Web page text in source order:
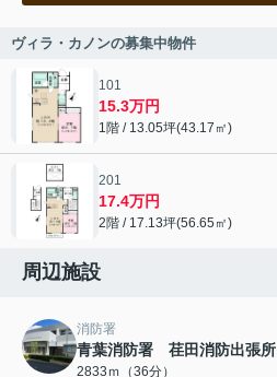
ヴィラ・カノンの募集中物件
101
15.3万円
1階 / 13.05坪(43.17㎡)
201
17.4万円
2階 / 17.13坪(56.65㎡)
周辺施設
消防署
青葉消防署 荏田消防出張所
2833ｍ（36分）